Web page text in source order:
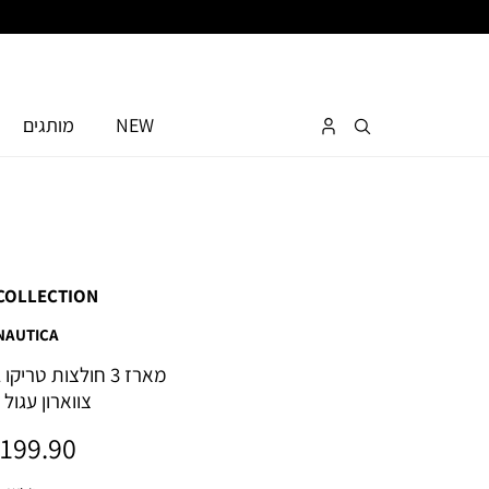
NEW מותגים
מארז 3 חולצות
צווארון
מחיר
199.90 ₪